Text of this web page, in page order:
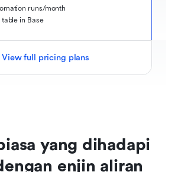
runs/month
in Base
View full pricing plans
yang dihadapi
enjin aliran